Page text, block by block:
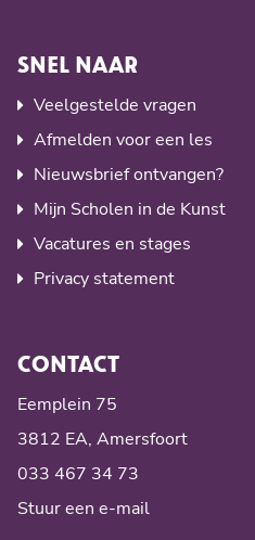
SNEL NAAR
Veelgestelde vragen
Afmelden voor een les
Nieuwsbrief ontvangen?
Mijn Scholen in de Kunst
Vacatures en stages
Privacy statement
CONTACT
Eemplein 75
3812 EA, Amersfoort
033 467 34 73
Stuur een e-mail